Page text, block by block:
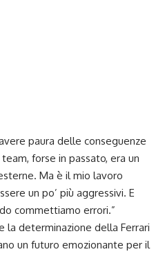
paura delle conseguenze
forse in passato, era un
Ma è il mio lavoro
un po’ più aggressivi. E
commettiamo errori.”
la determinazione della Ferrari
un futuro emozionante per il